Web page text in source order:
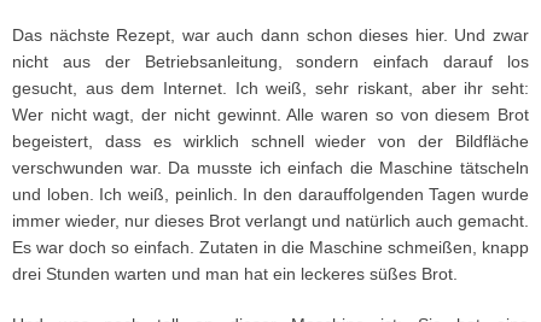
Das nächste Rezept, war auch dann schon dieses hier. Und zwar
nicht aus der Betriebsanleitung, sondern einfach darauf los
gesucht, aus dem Internet. Ich weiß, sehr riskant, aber ihr seht:
Wer nicht wagt, der nicht gewinnt. Alle waren so von diesem Brot
begeistert, dass es wirklich schnell wieder von der Bildfläche
verschwunden war. Da musste ich einfach die Maschine tätscheln
und loben. Ich weiß, peinlich. In den darauffolgenden Tagen wurde
immer wieder, nur dieses Brot verlangt und natürlich auch gemacht.
Es war doch so einfach. Zutaten in die Maschine schmeißen, knapp
drei Stunden warten und man hat ein leckeres süßes Brot.